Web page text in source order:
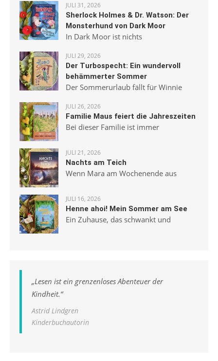
JULI 31, 2026
Sherlock Holmes & Dr. Watson: Der
Monsterhund von Dark Moor
In Dark Moor ist nichts
JULI 29, 2026
Der Turbospecht: Ein wundervoll
behämmerter Sommer
Der Sommerurlaub fällt für Winnie
JULI 26, 2026
Familie Maus feiert die Jahreszeiten
Bei dieser Familie ist immer
JULI 21, 2026
Nachts am Teich
Wenn Mara am Wochenende aus
JULI 16, 2026
Henne ahoi! Mein Sommer am See
Ein Zuhause, das schwankt und
„Lesen ist ein grenzenloses Abenteuer der
Kindheit.“
Astrid Lindgren
Kinderbuchautorin